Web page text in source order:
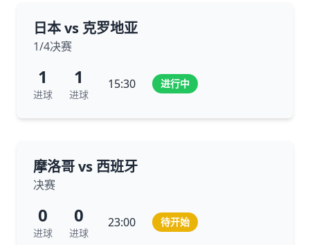
日本 vs 克罗地亚
1/4决赛
1
进球
1
进球
15:30 进行中
摩洛哥 vs 西班牙
决赛
0
进球
0
进球
23:00 待开始